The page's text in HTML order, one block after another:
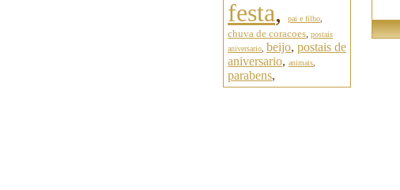
festa, pai e filho
chuva de coracoes, postais
aniversario beijo, postais de
aniversario, animais
parabens,